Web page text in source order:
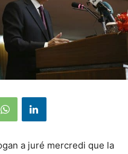
a juré mercredi que la